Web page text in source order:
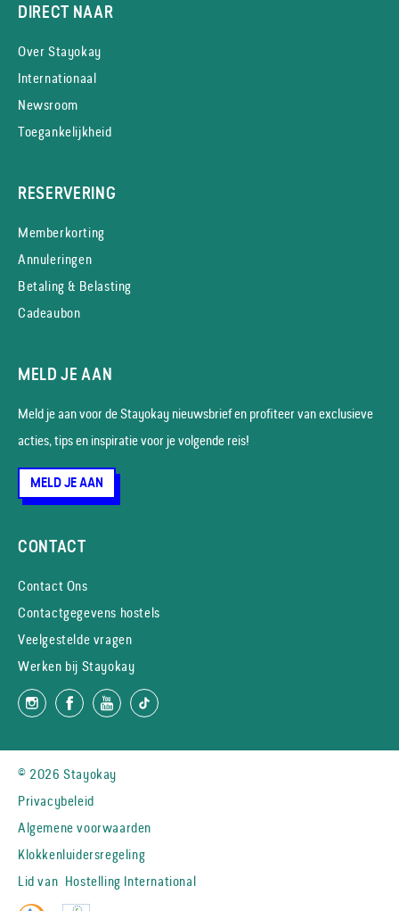
DIRECT NAAR
Over Stayokay
Internationaal
Newsroom
Toegankelijkheid
RESERVERING
Memberkorting
Annuleringen
Betaling & Belasting
Cadeaubon
MELD JE AAN
Meld je aan voor de Stayokay nieuws­brief en profiteer van exclusieve
acties, tips en inspiratie voor je volgende reis!
MELD JE AAN
CONTACT
Contact Ons
Contactgegevens hostels
Veelgestelde vragen
Werken bij Stayokay
© 2026 Stayokay
Privacybeleid
Algemene voorwaarden
Klokkenluidersregeling
Lid van Hostelling International